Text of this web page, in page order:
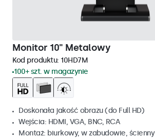
Monitor 10" Metalowy
Kod produktu: 10HD7M
100+ szt. w magazynie
Doskonała jakość obrazu (do Full HD)
Wejścia: HDMI, VGA, BNC, RCA
Montaż: biurkowy, w zabudowie, ścienny